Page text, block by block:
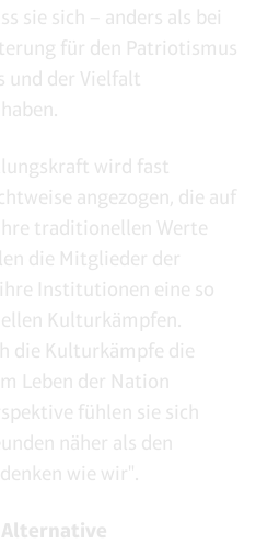
sie sich – anders als bei
für den Patriotismus
und der Vielfalt
wird fast
angezogen, die auf
traditionellen Werte
die Mitglieder der
Institutionen eine so
Kulturkämpfen.
die Kulturkämpfe die
Leben der Nation
fühlen sie sich
näher als den
wie wir".